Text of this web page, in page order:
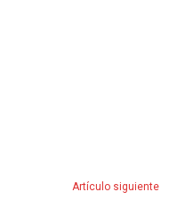
Artículo siguiente